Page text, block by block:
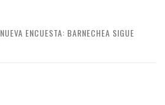
NUEVA ENCUESTA: BARNECHEA SIGUE